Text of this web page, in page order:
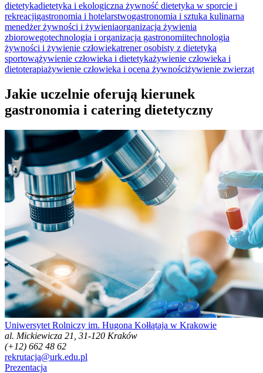
dietetykadietetyka i ekologiczna żywność dietetyka w sporcie i
rekreacjigastronomia i hotelarstwogastronomia i sztuka kulinarna
menedżer żywności i żywieniaorganizacja żywienia
zbiorowegotechnologia i organizacja gastronomiitechnologia
żywności i żywienie człowiekatrener osobisty z dietetyką
sportowążywienie człowieka i dietetykażywienie człowieka i
dietoterapiażywienie człowieka i ocena żywnościżywienie zwierząt
Jakie uczelnie oferują kierunek
gastronomia i catering dietetyczny
Uniwersytet Rolniczy im. Hugona Kołłątaja w Krakowie
al. Mickiewicza 21, 31-120 Kraków
(+12) 662 48 62
rekrutacja@urk.edu.pl
Prezentacja